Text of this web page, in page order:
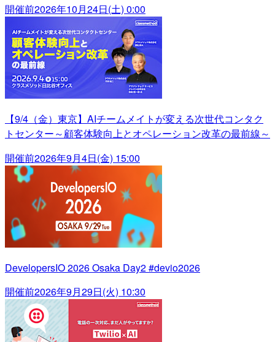
開催前2026年10月24日(土) 0:00
【9/4（金）東京】AIチームメイトが変える次世代コンタク
トセンター～顧客体験向上とオペレーション改革の最前線～
開催前2026年9月4日(金) 15:00
DevelopersIO 2026 Osaka Day2 #devio2026
開催前2026年9月29日(火) 10:30